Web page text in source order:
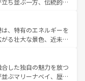
ムコーヒーなどは、ぜ
れてもあたたかい人々
と忘れられない旅にな
ち並ぶ一方、伝統的な
ェンマイなどの山岳地
ケットやクラビの美し
とができる。タイ料理
季節にも異なる楽しみ
人々、仏教を中心とし
訪れる旅人を魅了し続
、特有のエネルギーを
る壮大な景色、近未来
観光スポットが密集し
のも魅力。息をのむよ
港を存分に楽しみ尽く
した独自の魅力を放つ
ぶマリーナベイ、歴史